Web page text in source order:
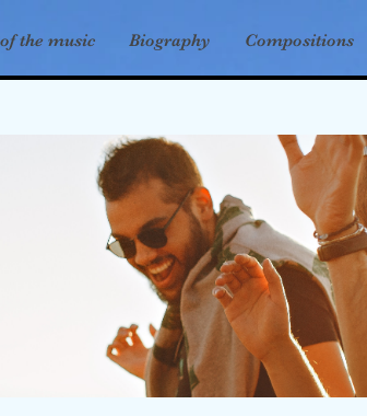
the music Biography Compositions